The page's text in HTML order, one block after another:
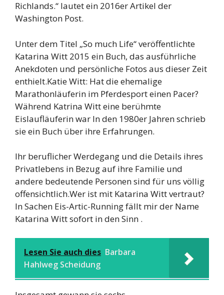
Richlands.“ lautet ein 2016er Artikel der
Washington Post.
Unter dem Titel „So much Life“ veröffentlichte
Katarina Witt 2015 ein Buch, das ausführliche
Anekdoten und persönliche Fotos aus dieser Zeit
enthielt.Katie Witt: Hat die ehemalige
Marathonläuferin im Pferdesport einen Pacer?
Während Katrina Witt eine berühmte
Eislaufläuferin war In den 1980er Jahren schrieb
sie ein Buch über ihre Erfahrungen.
Ihr beruflicher Werdegang und die Details ihres
Privatlebens in Bezug auf ihre Familie und
andere bedeutende Personen sind für uns völlig
offensichtlich.Wer ist mit Katarina Witt vertraut?
In Sachen Eis-Artic-Running fällt mir der Name
Katarina Witt sofort in den Sinn .
Lesen Sie auch dies Barbara
Hahlweg Scheidung